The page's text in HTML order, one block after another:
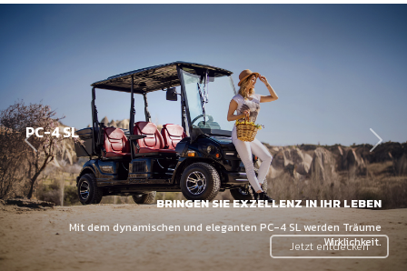
PC-4 SL
BRINGEN SIE EXZELLENZ IN IHR LEBEN
Mit dem dynamischen und eleganten PC-4 SL werden Träume
Wirklichkeit.
Jetzt entdecken
Zurick